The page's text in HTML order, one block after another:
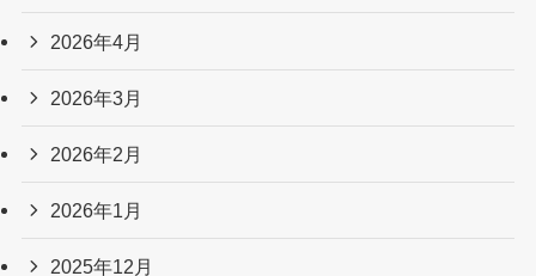
2026年4月
2026年3月
2026年2月
2026年1月
2025年12月